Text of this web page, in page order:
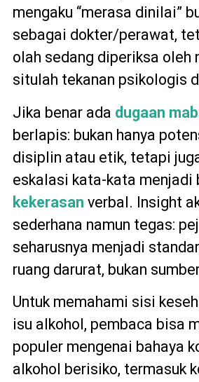
mengaku “merasa dinilai”
sebagai dokter/perawat,
olah sedang diperiksa oleh
situlah tekanan psikologis
Jika benar ada dugaan
berlapis: bukan hanya
disiplin atau etik, tetapi
eskalasi kata-kata menjadi
kekerasan verbal. Insight
sederhana namun tegas:
seharusnya menjadi
ruang darurat, bukan
Untuk memahami sisi
isu alkohol, pembaca bisa
populer mengenai bahaya
alkohol berisiko, termasuk